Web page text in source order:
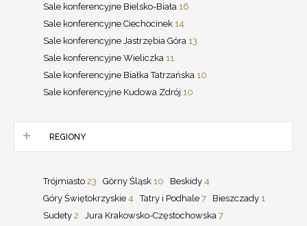
Sale konferencyjne Bielsko-Biała 16
Sale konferencyjne Ciechocinek 14
Sale konferencyjne Jastrzębia Góra 13
Sale konferencyjne Wieliczka 11
Sale konferencyjne Białka Tatrzańska 10
Sale konferencyjne Kudowa Zdrój 10
REGIONY
Trójmiasto 23 Górny Śląsk 10 Beskidy 4
Góry Świętokrzyskie 4 Tatry i Podhale 7 Bieszczady 1
Sudety 2 Jura Krakowsko-Częstochowska 7